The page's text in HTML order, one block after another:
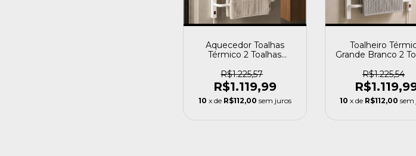
Aquecedor Toalhas
Térmico 2 Toalhas
Branco - 110v 110v
R$1.225,57
R$1.119,99
10 x de R$112,00 sem juros
Toalheiro
Grande Branco 2
R$1.225,54
10 x de R$112,00 sem